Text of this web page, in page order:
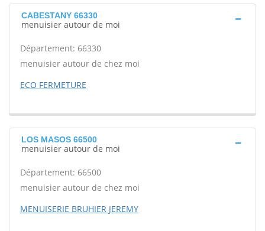
CABESTANY 66330
menuisier autour de moi
Département: 66330
menuisier autour de chez moi
ECO FERMETURE
LOS MASOS 66500
menuisier autour de moi
Département: 66500
menuisier autour de chez moi
MENUISERIE BRUHIER JEREMY